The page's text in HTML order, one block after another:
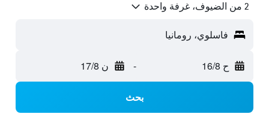
2 من الضيوف، غرفة واحدة
فاسلوي، رومانيا
ح 16/8 - ن 17/8
بحث